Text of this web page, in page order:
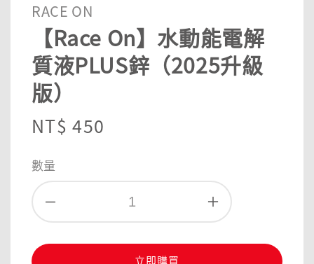
RACE ON
【Race On】水動能電解
質液PLUS鋅（2025升級
版）
Regular
NT$ 450
數量
立即購買